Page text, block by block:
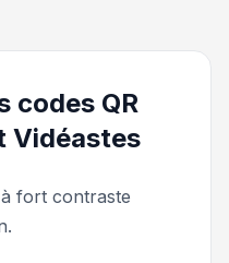
codes QR
Vidéastes
fort contraste